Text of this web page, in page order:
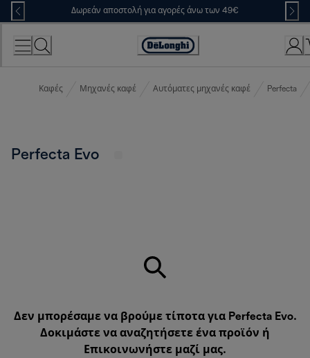
Skip
to
Content
Δωρεάν αποστολή για αγορές άνω των 49€
Accessibility
Καφές Μηχανές καφέ Αυτόματες μηχανές καφέ Perfecta
Perfecta Evo
Δεν μπορέσαμε να βρούμε τίποτα για Perfecta Evo.
Δοκιμάστε να αναζητήσετε ένα προϊόν ή
Επικοινωνήστε μαζί μας.